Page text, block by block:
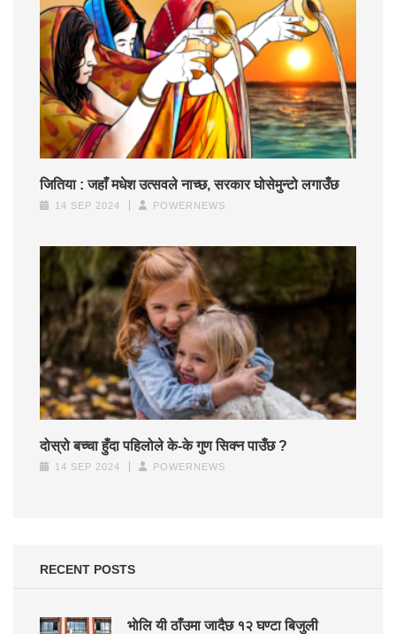
जितिया : जहाँ मधेश उत्सवले नाच्छ, सरकार घोसेमुन्टो लगाउँछ
14 SEP 2024 POWERNEWS
दोस्रो बच्चा हुँदा पहिलोले के-के गुण सिक्न पाउँछ ?
14 SEP 2024 POWERNEWS
RECENT POSTS
भाेलि यी ठाँउमा जादैछ १२ घण्टा बिजुली